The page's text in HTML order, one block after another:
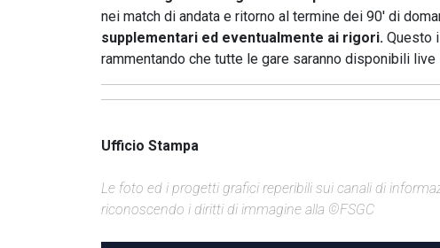
nei match di andata e ritorno al termine dei 90' di
supplementari ed eventualmente ai rigori. Questo
rammentando che tutte le gare saranno disponibili live
Ufficio Stampa
Le foto ed i progetti grafici reperibili sui canali di
riconoscendo i diritti di immagine alla ©FSGC